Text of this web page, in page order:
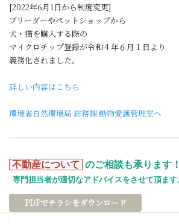
[2022年6月1日から制度変更]
ブリーダーやペットショップから
犬・猫を購入する際の
マイクロチップ登録が令和４年６月１日より
義務化されました。
詳しい内容はこちら
環境省自然環境局 総務課 動物愛護管理室へ
不動産について のご相談も承ります！
専門担当者が適切なアドバイスをさせて頂ます
PDFでチラシをダウンロード